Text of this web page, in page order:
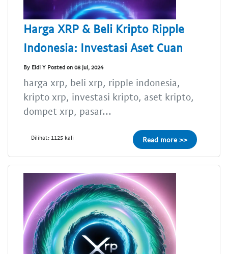
Harga XRP & Beli Kripto Ripple
Indonesia: Investasi Aset Cuan
By Eldi Y Posted on 08 Jul, 2024
harga xrp, beli xrp, ripple indonesia,
kripto xrp, investasi kripto, aset kripto,
dompet xrp, pasar...
Dilihat: 1125 kali Read more >>